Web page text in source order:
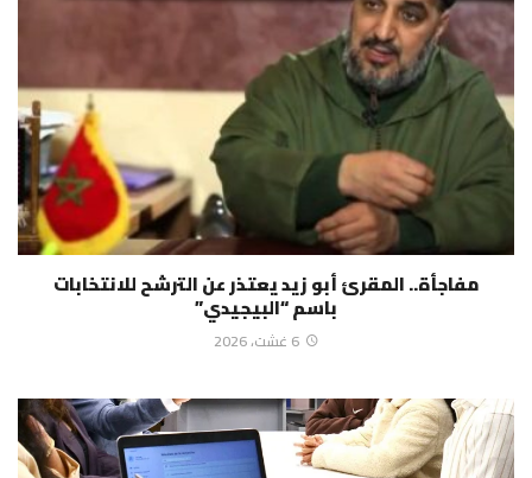
مفاجأة.. المقرئ أبو زيد يعتذر عن الترشح للانتخابات
باسم “البيجيدي”
6 غشت، 2026